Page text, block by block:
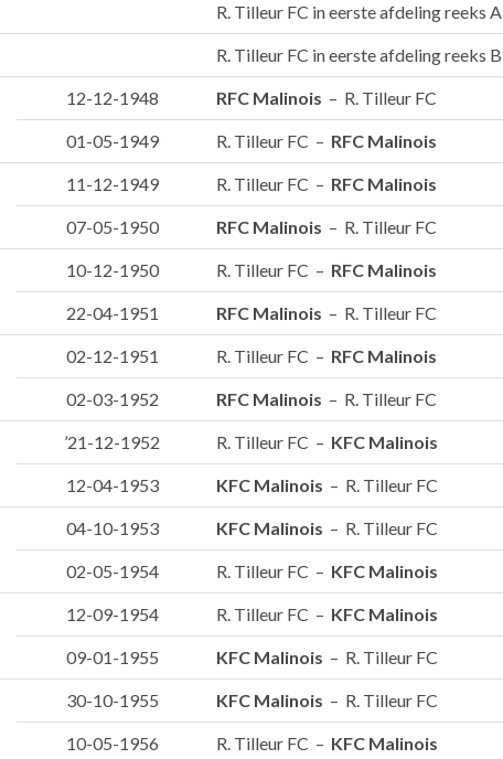
R. Tilleur FC in eerste afdeling reeks A
R. Tilleur FC in eerste afdeling reeks B
12-12-1948 RFC Malinois – R. Tilleur FC
01-05-1949 R. Tilleur FC – RFC Malinois
11-12-1949 R. Tilleur FC – RFC Malinois
07-05-1950 RFC Malinois – R. Tilleur FC
10-12-1950 R. Tilleur FC – RFC Malinois
22-04-1951 RFC Malinois – R. Tilleur FC
02-12-1951 R. Tilleur FC – RFC Malinois
02-03-1952 RFC Malinois – R. Tilleur FC
’21-12-1952 R. Tilleur FC – KFC Malinois
12-04-1953 KFC Malinois – R. Tilleur FC
04-10-1953 KFC Malinois – R. Tilleur FC
02-05-1954 R. Tilleur FC – KFC Malinois
12-09-1954 R. Tilleur FC – KFC Malinois
09-01-1955 KFC Malinois – R. Tilleur FC
30-10-1955 KFC Malinois – R. Tilleur FC
10-05-1956 R. Tilleur FC – KFC Malinois